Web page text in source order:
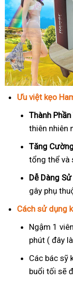
Ưu việt kẹo
Thành
thiên nhiên
Tăng
tổng thể và
Dễ Dàng
gây phụ
Cách sử dụng
Ngậm 1
phút ( đây
Các bác sỹ
buổi tối sẽ